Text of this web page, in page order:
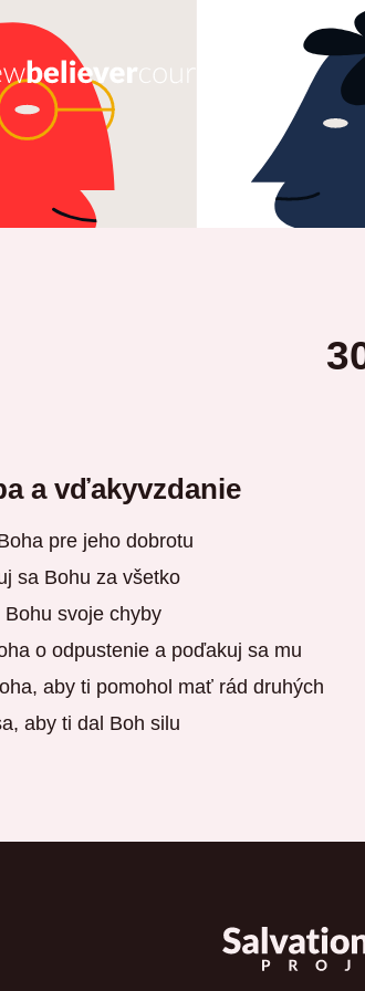
a vďakyvzdanie
pre jeho dobrotu
sa Bohu za všetko
Bohu svoje chyby
o odpustenie a poďakuj sa mu
aby ti pomohol mať rád druhých
aby ti dal Boh silu